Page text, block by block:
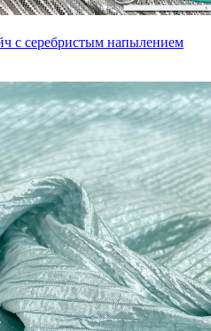
с серебристым напылением